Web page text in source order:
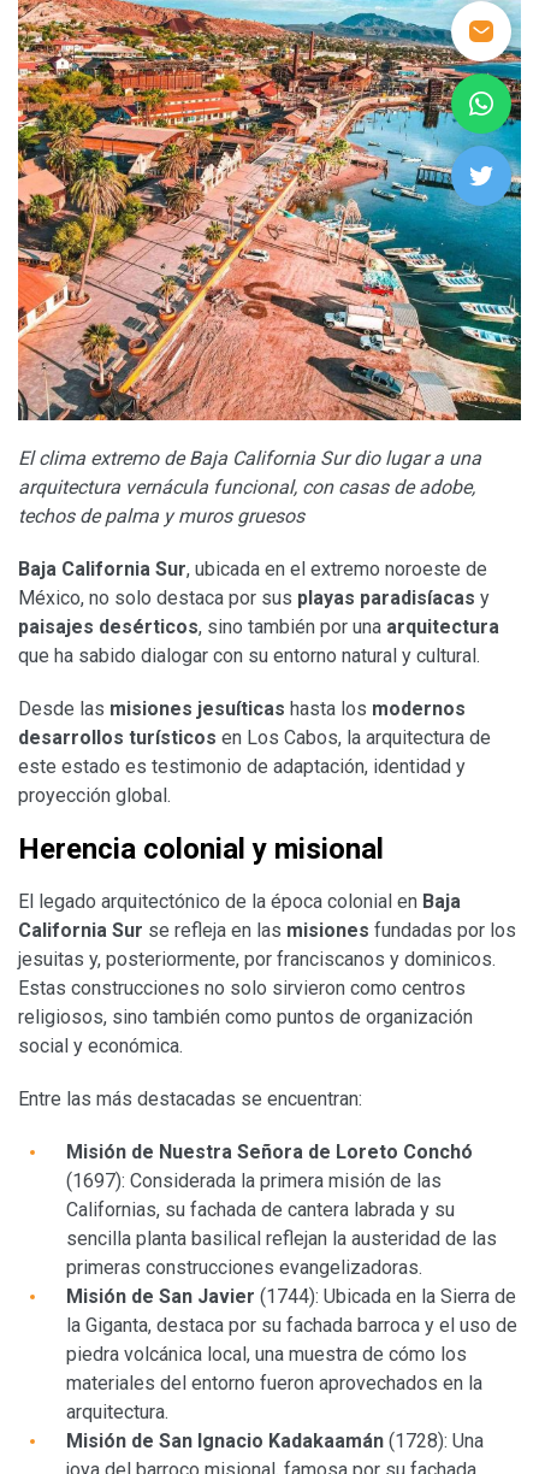
El clima extremo de Baja California Sur dio lugar a una
arquitectura vernácula funcional, con casas de adobe,
techos de palma y muros gruesos
Baja California Sur, ubicada en el extremo noroeste de
México, no solo destaca por sus playas paradisíacas y
paisajes desérticos, sino también por una arquitectura
que ha sabido dialogar con su entorno natural y cultural.
Desde las misiones jesuíticas hasta los modernos
desarrollos turísticos en Los Cabos, la arquitectura de
este estado es testimonio de adaptación, identidad y
proyección global.
Herencia colonial y misional
El legado arquitectónico de la época colonial en Baja
California Sur se refleja en las misiones fundadas por los
jesuitas y, posteriormente, por franciscanos y dominicos.
Estas construcciones no solo sirvieron como centros
religiosos, sino también como puntos de organización
social y económica.
Entre las más destacadas se encuentran:
Misión de Nuestra Señora de Loreto Conchó
(1697): Considerada la primera misión de las
Californias, su fachada de cantera labrada y su
sencilla planta basilical reflejan la austeridad de las
primeras construcciones evangelizadoras.
Misión de San Javier (1744): Ubicada en la Sierra de
la Giganta, destaca por su fachada barroca y el uso de
piedra volcánica local, una muestra de cómo los
materiales del entorno fueron aprovechados en la
arquitectura.
Misión de San Ignacio Kadakaamán (1728): Una